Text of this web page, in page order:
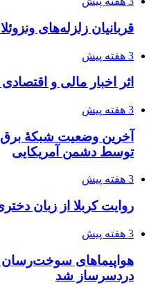
تفکر «تساوی» باعث
فدراسیون نگاهش را
4 هفته پیش
از کجا تجهیزات ترافیکی
انتخاب بهترین فروشنده
ساقط شدن
روسیه
افزایش ۳ تا ۴ درجه‌ای دما در ایلام تا اواخر هفته
رکوردزنی عمل پیوند